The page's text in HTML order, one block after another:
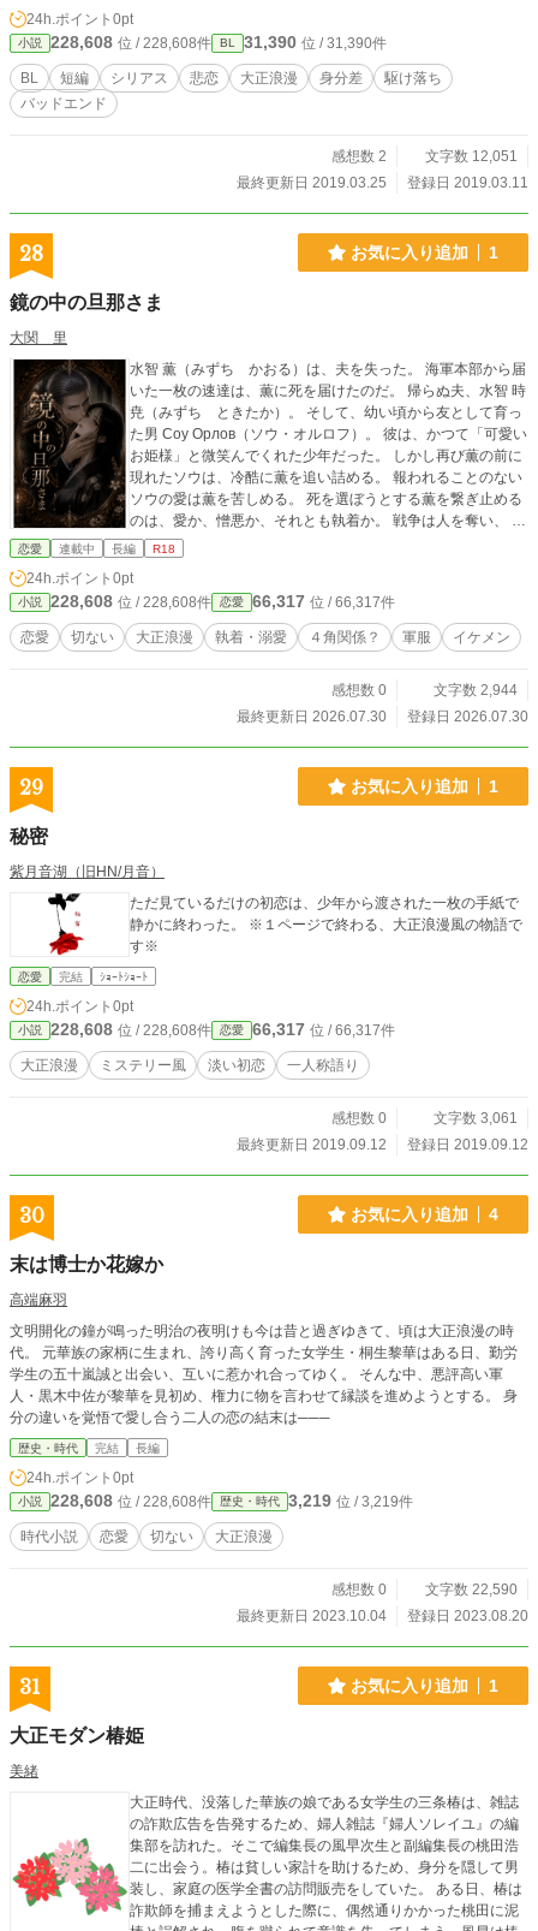
24h.ポイント 0pt
小説 228,608 位 / 228,608件 BL 31,390 位 / 31,390件
BL 短編 シリアス 悲恋 大正浪漫 身分差
駆け落ち
バッドエンド
感想数 2
文字数 12,051
最終更新日 2019.03.25
登録日 2019.03.11
28 お気に入り追加 1
鏡の中の旦那さま
大関 里
水智 薫（みずち かおる）は、夫を失った。 海軍本部から届
いた一枚の速達は、薫に死を届けたのだ。 帰らぬ夫、水智 時
尭（みずち ときたか）。 そして、幼い頃から友として育っ
た男 Соу Орлов（ソウ・オルロフ）。 彼は、かつて「可愛い
お姫様」と微笑んでくれた少年だった。 しかし再び薫の前に
現れたソウは、冷酷に薫を追い詰める。 報われることのない
ソウの愛は薫を苦しめる。 死を選ぼうとする薫を繋ぎ止める
のは、愛か、憎悪か、それとも執着か。 戦争は人を奪い、 喪
失は人を壊し、 愛は、時に最も残酷な呪いとなる。 これは、
しを巡る物語。 彼は、愛しい人の耳元で、誰にも聞こえない
ほど小さく囁いた。 「Моя ведьма.」
恋愛 連載中 長編 R18
24h.ポイント 0pt
小説 228,608 位 / 228,608件 恋愛 66,317 位 / 66,317件
恋愛 切ない 大正浪漫 執着・溺愛 ４角関係？ 軍服 イケメン
感想数 0
文字数 2,944
最終更新日 2026.07.30
登録日 2026.07.30
29 お気に入り追加 1
秘密
紫月音湖（旧HN/月音）
ただ見ているだけの初恋は、少年から渡された一枚の手紙で
静かに終わった。 ※１ページで終わる、大正浪漫風の物語で
す※
恋愛 完結 ｼｮｰﾄｼｮｰﾄ
24h.ポイント 0pt
小説 228,608 位 / 228,608件 恋愛 66,317 位 / 66,317件
大正浪漫 ミステリー風 淡い初恋 一人称語り
感想数 0
文字数 3,061
最終更新日 2019.09.12
登録日 2019.09.12
30 お気に入り追加 4
末は博士か花嫁か
高端麻羽
文明開化の鐘が鳴った明治の夜明けも今は昔と過ぎゆきて、頃は大正浪漫の時
代。 元華族の家柄に生まれ、誇り高く育った女学生・桐生黎華はある日、勤労
学生の五十嵐誠と出会い、互いに惹かれ合ってゆく。 そんな中、悪評高い軍
人・黒木中佐が黎華を見初め、権力に物を言わせて縁談を進めようとする。 身
分の違いを覚悟で愛し合う二人の恋の結末は───
歴史・時代 完結 長編
24h.ポイント 0pt
小説 228,608 位 / 228,608件 歴史・時代 3,219 位 / 3,219件
時代小説 恋愛 切ない 大正浪漫
感想数 0
文字数 22,590
最終更新日 2023.10.04
登録日 2023.08.20
31 お気に入り追加 1
大正モダン椿姫
美緒
大正時代、没落した華族の娘である女学生の三条椿は、雑誌
の詐欺広告を告発するため、婦人雑誌『婦人ソレイユ』の編
集部を訪れた。そこで編集長の風早次生と副編集長の桃田浩
二に出会う。椿は貧しい家計を助けるため、身分を隠して男
装し、家庭の医学全書の訪問販売をしていた。 ある日、椿は
詐欺師を捕まえようとした際に、偶然通りかかった桃田に泥